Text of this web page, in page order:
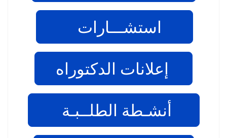
استشـــارات
إعلانات الدكتوراه
أنشـطة الطلــبـة